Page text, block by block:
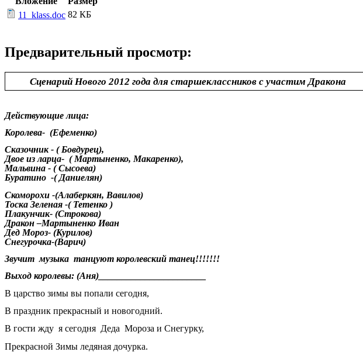
11_klass.doc 82 КБ
Предварительный просмотр:
Сценарий Нового 2012 года для старшеклассников с участим Дракона
Действующие лица:
Королева- (Ефеменко)
Сказочник - ( Бовдурец),
Двое из ларца- ( Мартыненко, Макаренко),
Мальвина - ( Сысоева)
Буратино -( Даниелян)
Скоморохи -(Алаберкян, Вавилов)
Тоска Зеленая -( Тетенко )
Плакунчик- (Строкова)
Дракон –Мартыненко Иван
Дед Мороз- (Курилов)
Снегурочка-(Варич)
Звучит музыка танцуют королевский танец!!!!!!!
Выход королевы: (Аня)_______________________
В царство зимы вы попали сегодня,
В праздник прекрасный и новогодний.
В гости жду я сегодня Деда Мороза и Снегурку,
Прекрасной Зимы ледяная дочурка.